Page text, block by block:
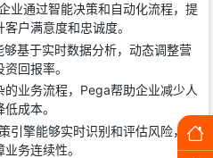
业通过智能决策和自动化流程，提
户满意度和忠诚度。
基于实时数据分析，动态调整营
回报率。
的业务流程，Pega帮助企业减少人
成本。
引擎能够实时识别和评估风险，帮
务连续性。